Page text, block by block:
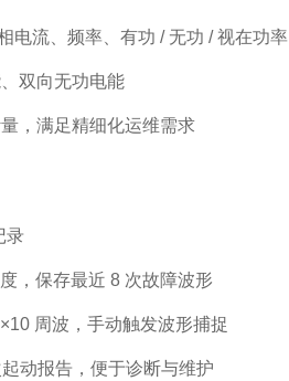
电流、频率、有功 / 无功 / 视在功
双向无功电能
，满足精细化运维需求
录
，保存最近 8 次故障波形
周波，手动触发波形捕捉
动报告，便于诊断与维护